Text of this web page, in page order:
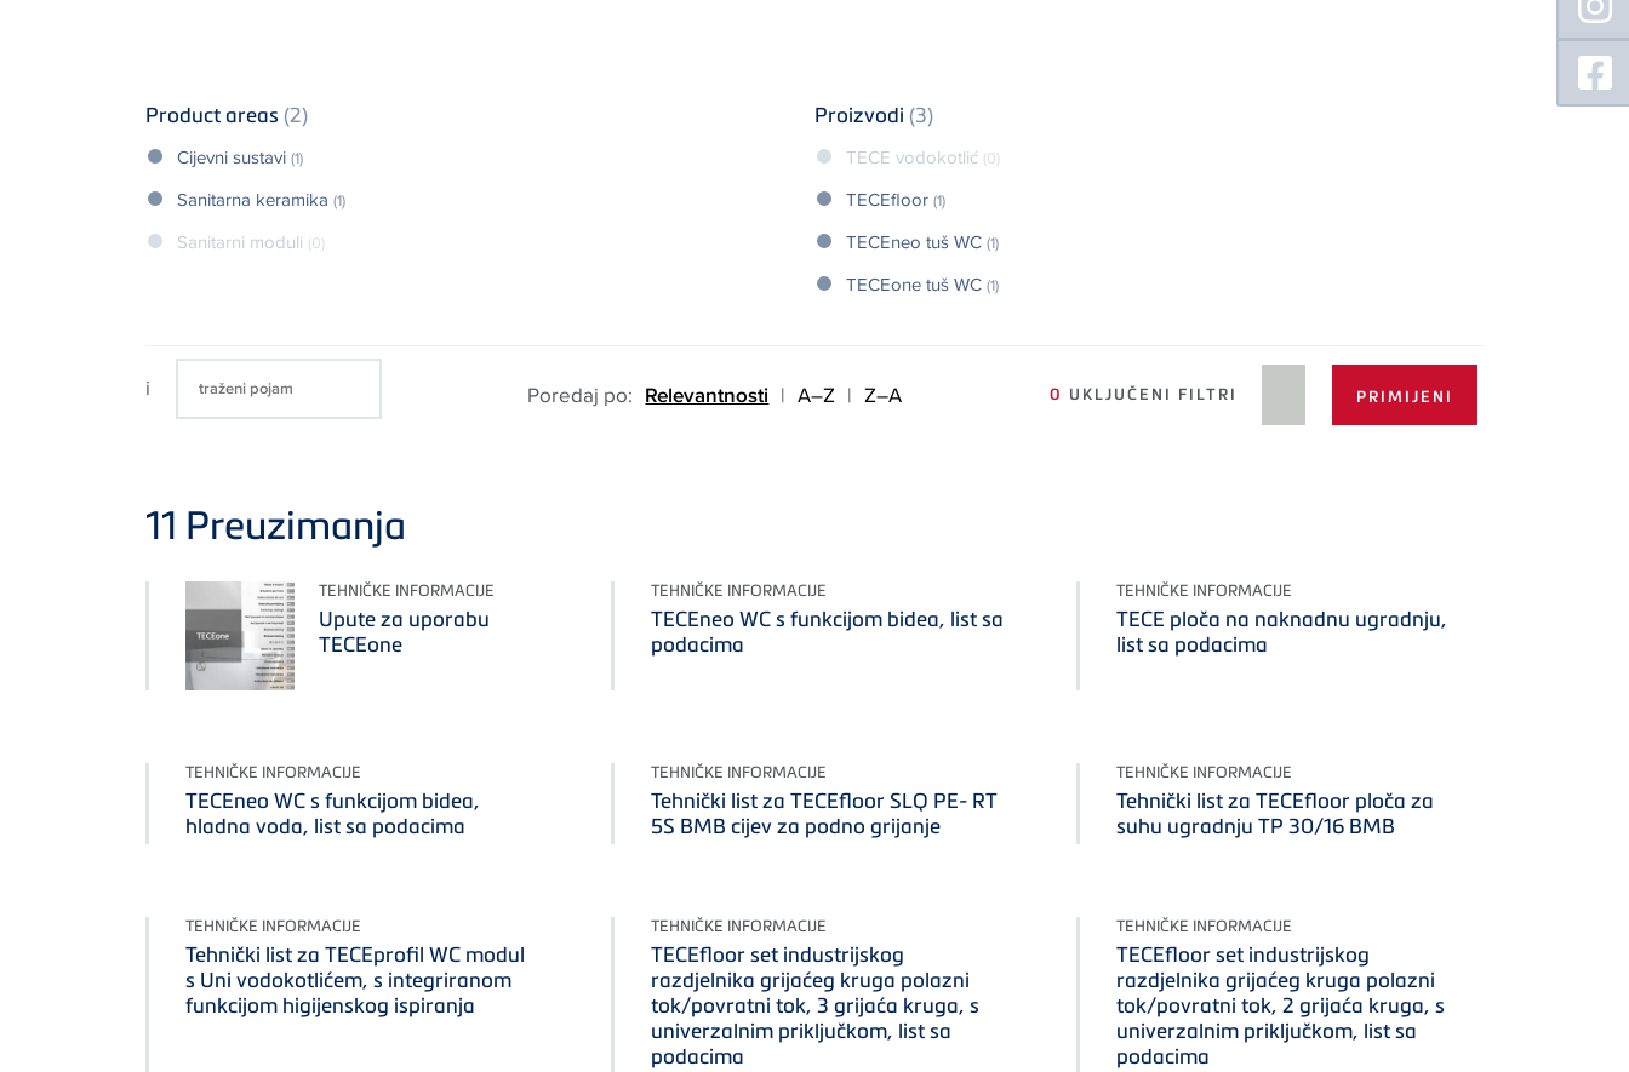
Product areas (2)
Cijevni sustavi (1)
Sanitarna keramika (1)
Sanitarni moduli (0)
Proizvodi (3)
TECE vodokotlić (0)
TECEfloor (1)
TECEneo tuš WC (1)
TECEone tuš WC (1)
i Poredaj po: Relevantnosti | A–Z | Z–A 0 UKLJUČENI FILTRI
11 Preuzimanja
TEHNIČKE INFORMACIJE
Upute za uporabu
TECEone
TEHNIČKE INFORMACIJE
TECEneo WC s funkcijom bidea, list sa
podacima
TEHNIČKE INFORMACIJE
TECE ploča na naknadnu ugradnju,
list sa podacima
TEHNIČKE INFORMACIJE
TECEneo WC s funkcijom bidea,
hladna voda, list sa podacima
TEHNIČKE INFORMACIJE
Tehnički list za TECEfloor SLQ PE- RT
5S BMB cijev za podno grijanje
TEHNIČKE INFORMACIJE
Tehnički list za TECEfloor ploča za
suhu ugradnju TP 30/16 BMB
TEHNIČKE INFORMACIJE
Tehnički list za TECEprofil WC modul
s Uni vodokotlićem, s integriranom
funkcijom higijenskog ispiranja
TEHNIČKE INFORMACIJE
TECEfloor set industrijskog
razdjelnika grijaćeg kruga polazni
tok/povratni tok, 3 grijaća kruga, s
univerzalnim priključkom, list sa
podacima
TEHNIČKE INFORMACIJE
TECEfloor set industrijskog
razdjelnika grijaćeg kruga polazni
tok/povratni tok, 2 grijaća kruga, s
univerzalnim priključkom, list sa
podacima